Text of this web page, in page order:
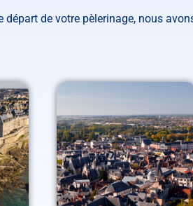
départ de votre pèlerinage, nous